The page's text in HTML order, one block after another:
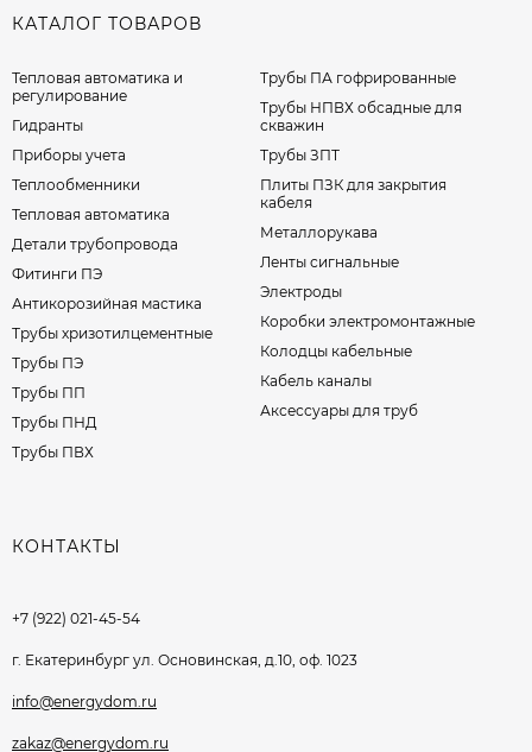
КАТАЛОГ ТОВАРОВ
Тепловая автоматика и
регулирование
Гидранты
Приборы учета
Теплообменники
Тепловая автоматика
Детали трубопровода
Фитинги ПЭ
Антикорозийная мастика
Трубы хризотилцементные
Трубы ПЭ
Трубы ПП
Трубы ПНД
Трубы ПВХ
Трубы ПА гофрированные
Трубы НПВХ обсадные для
скважин
Трубы ЗПТ
Плиты ПЗК для закрытия
кабеля
Металлорукава
Ленты сигнальные
Электроды
Коробки электромонтажные
Колодцы кабельные
Кабель каналы
Аксессуары для труб
КОНТАКТЫ
+7 (922) 021-45-54
г. Екатеринбург ул. Основинская, д.10, оф. 1023
info@energydom.ru
zakaz@energydom.ru